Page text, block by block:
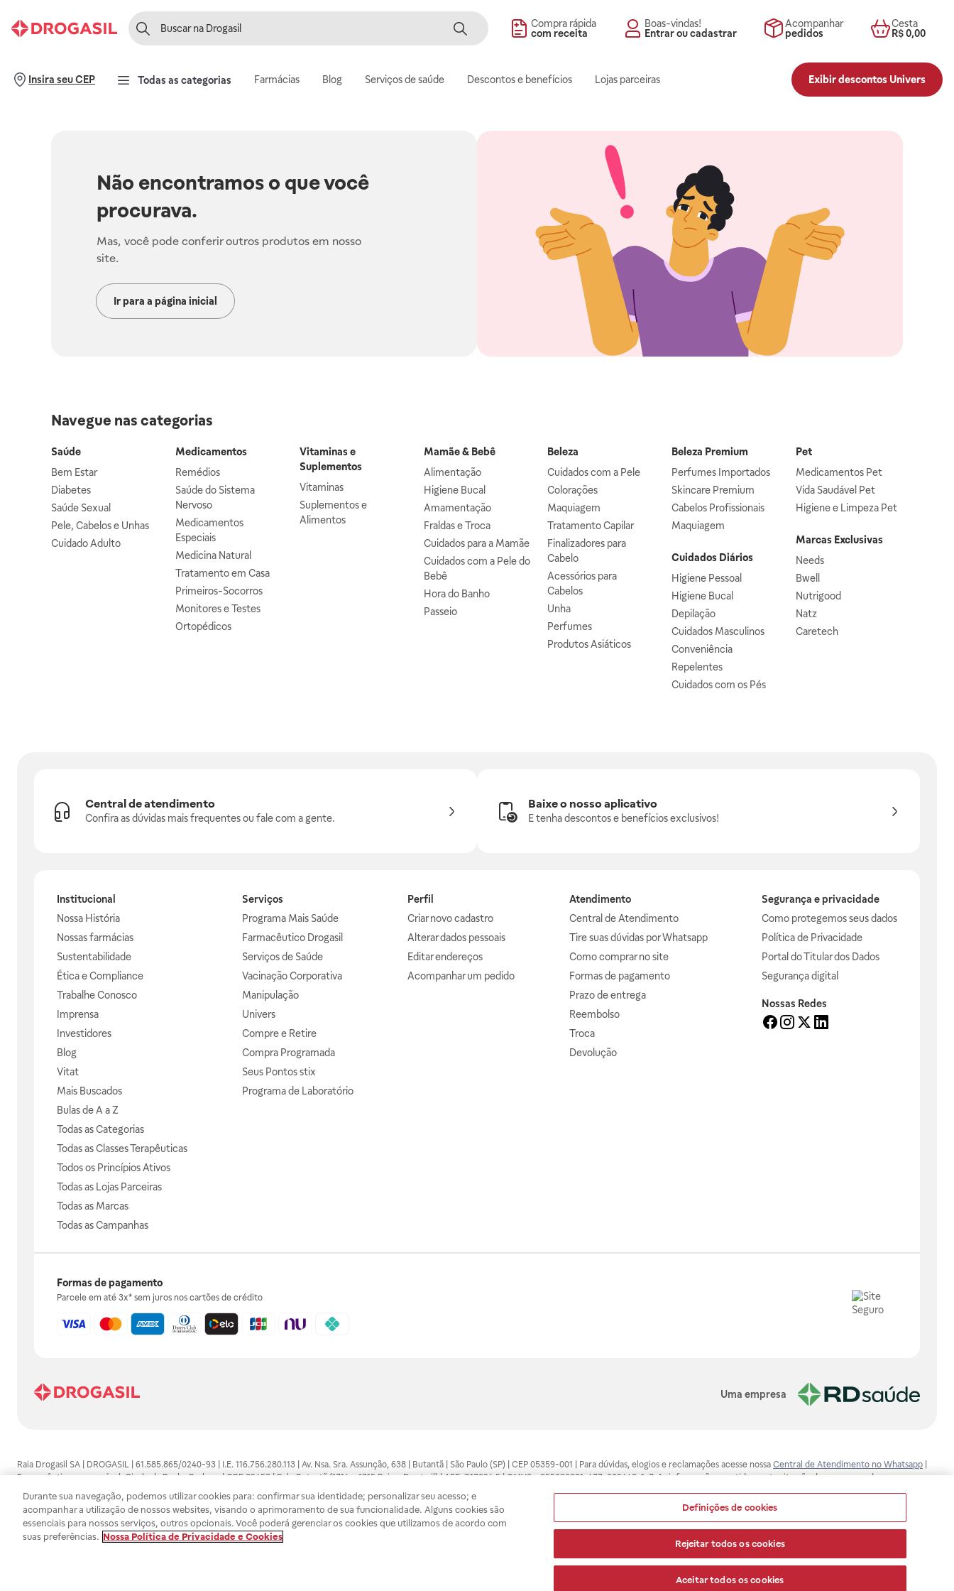
Compra rápida
com receita
Boas-vindas!
Entrar ou cadastrar
Acompanhar
pedidos
Cesta
R$ 0,00
Insira seu CEP Todas as categorias Farmácias Blog Serviços de saúde Descontos e benefícios Lojas parceiras Exibir descontos Univers
Não encontramos o que você
procurava.
Mas, você pode conferir outros produtos em nosso
site.
Ir para a página inicial
Navegue nas categorias
Saúde
Bem Estar
Diabetes
Saúde Sexual
Pele, Cabelos e Unhas
Cuidado Adulto
Medicamentos
Remédios
Saúde do Sistema
Nervoso
Medicamentos
Especiais
Medicina Natural
Tratamento em Casa
Primeiros-Socorros
Monitores e Testes
Ortopédicos
Vitaminas e
Suplementos
Vitaminas
Suplementos e
Alimentos
Mamãe & Bebê
Alimentação
Higiene Bucal
Amamentação
Fraldas e Troca
Cuidados para a Mamãe
Cuidados com a Pele do
Bebê
Hora do Banho
Passeio
Beleza
Cuidados com a Pele
Colorações
Maquiagem
Tratamento Capilar
Finalizadores para
Cabelo
Acessórios para
Cabelos
Unha
Perfumes
Produtos Asiáticos
Beleza Premium
Perfumes Importados
Skincare Premium
Cabelos Profissionais
Maquiagem
Cuidados Diários
Higiene Pessoal
Higiene Bucal
Depilação
Cuidados Masculinos
Conveniência
Repelentes
Cuidados com os Pés
Pet
Medicamentos Pet
Vida Saudável Pet
Higiene e Limpeza Pet
Marcas Exclusivas
Needs
Bwell
Nutrigood
Natz
Caretech
Central de atendimento
Confira as dúvidas mais frequentes ou fale com a gente.
Baixe o nosso aplicativo
E tenha descontos e benefícios exclusivos!
Institucional
Nossa História
Nossas farmácias
Sustentabilidade
Ética e Compliance
Trabalhe Conosco
Imprensa
Investidores
Blog
Vitat
Mais Buscados
Bulas de A a Z
Todas as Categorias
Todas as Classes Terapêuticas
Todos os Princípios Ativos
Todas as Lojas Parceiras
Todas as Marcas
Todas as Campanhas
Serviços
Programa Mais Saúde
Farmacêutico Drogasil
Serviços de Saúde
Vacinação Corporativa
Manipulação
Univers
Compre e Retire
Compra Programada
Seus Pontos stix
Programa de Laboratório
Perfil
Criar novo cadastro
Alterar dados pessoais
Editar endereços
Acompanhar um pedido
Atendimento
Central de Atendimento
Tire suas dúvidas por Whatsapp
Como comprar no site
Formas de pagamento
Prazo de entrega
Reembolso
Troca
Devolução
Segurança e privacidade
Como protegemos seus dados
Política de Privacidade
Portal do Titular dos Dados
Segurança digital
Nossas Redes
Formas de pagamento
Parcele em até 3x* sem juros nos cartões de crédito
Uma empresa
Raia Drogasil SA | DROGASIL | 61.585.865/0240-93 | I.E. 116.756.280.113 | Av. Nsa. Sra. Assunção, 638 | Butantã | São Paulo (SP) | CEP 05359-001 | Para dúvidas, elogios e reclamações acesse nossa Central de Atendimento no Whatsapp
Farmacêutico responsável: Gisele da Penha Barbosa | CRF 89453 | Polo Butantã (1714 e 1715 Raia e Drogasil) | AFE: 7.17094.5 | CMVS - 355030801-477-002443-1-7. As informações contidas neste site não devem ser usadas para
automedicação e não substituem, em hipótese alguma, as orientações dadas pelo profissional da área médica. Somente o médico está apto a diagnosticar qualquer problema de saúde e prescrever o tratamento adequado. Ao
persistirem os sintomas, um médico deverá ser consultado. Os preços e promoções divulgados no site são válidos apenas para compras feitas pela internet. Maiores esclarecimentos, consultar o site: www.anvisa.gov.br. A Raia Drogasil
SA trabalha com as tecnologias mais avançadas de proteção de dados, para que você possa realizar suas compras com tranquilidade. A privacidade e a segurança dos clientes são compromissos da Raia Drogasil SA. Todos os pedidos
efetuados estão sujeitos à confirmação da disponibilidade de produto em nosso estoque.
Durante sua navegação, podemos utilizar cookies para: confirmar sua identidade; personalizar seu acesso; e
acompanhar a utilização de nossos websites, visando o aprimoramento de sua funcionalidade. Alguns cookies são
essenciais para nossos serviços, outros opcionais. Você poderá gerenciar os cookies que utilizamos de acordo com
suas preferências. Nossa Política de Privacidade e Cookies
Definições de cookies
Rejeitar todos os cookies
Aceitar todos os cookies